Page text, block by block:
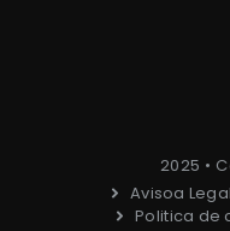
2025 •
Avisoa Legal
Politica de